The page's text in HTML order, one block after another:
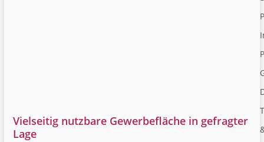
Vielseitig nutzbare Gewerbefläche in gefragter
Lage